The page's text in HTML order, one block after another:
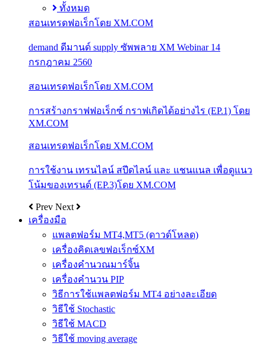
ทั้งหมด
สอนเทรดฟอเร็กโดย XM.COM
demand ดีมานด์ supply ซัพพลาย XM Webinar 14
กรกฎาคม 2560
สอนเทรดฟอเร็กโดย XM.COM
การสร้างกราฟฟอเร็กซ์ กราฟเกิดได้อย่างไร (EP.1) โดย
XM.COM
สอนเทรดฟอเร็กโดย XM.COM
การใช้งาน เทรนไลน์ สปีดไลน์ และ แชนแนล เพื่อดูแนว
โน้มของเทรนด์ (EP.3)โดย XM.COM
Prev Next
เครื่องมือ
แพลตฟอร์ม MT4,MT5 (ดาวด์โหลด)
เครื่องคิดเลขฟอเร็กซ์XM
เครื่องคำนวณมาร์จิ้น
เครื่องคำนวน PIP
วิธีการใช้แพลตฟอร์ม MT4 อย่างละเอียด
วิธีใช้ Stochastic
วิธีใช้ MACD
วิธีใช้ moving average